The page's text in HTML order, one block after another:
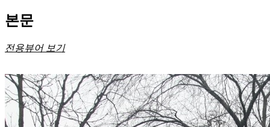
본문
전용뷰어 보기